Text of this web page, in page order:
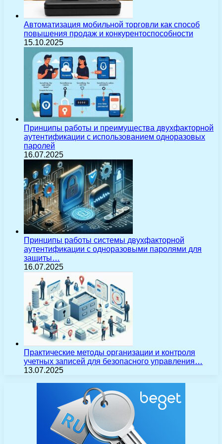
Автоматизация мобильной торговли как способ
повышения продаж и конкурентоспособности
15.10.2025
Принципы работы и преимущества двухфакторной
аутентификации с использованием одноразовых
паролей
16.07.2025
Принципы работы системы двухфакторной
аутентификации с одноразовыми паролями для
защиты…
16.07.2025
Практические методы организации и контроля
учетных записей для безопасного управления…
13.07.2025